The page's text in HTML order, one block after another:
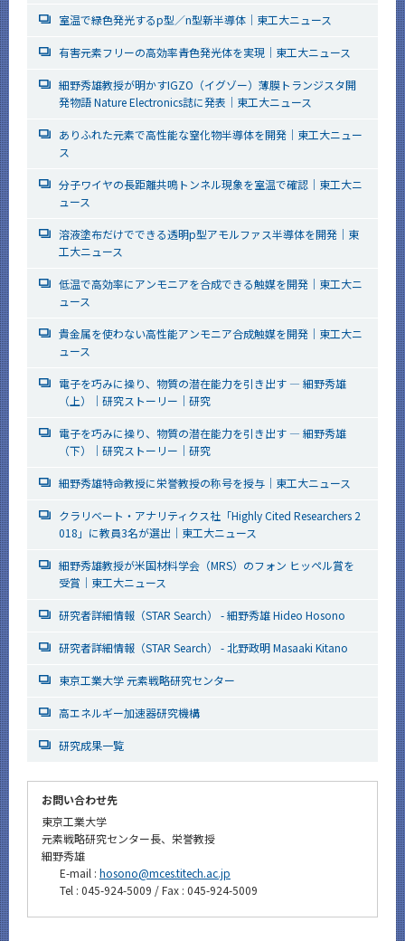
室温で緑色発光するp型／n型新半導体│東工大ニュース
有害元素フリーの高効率青色発光体を実現│東工大ニュース
細野秀雄教授が明かすIGZO（イグゾー）薄膜トランジスタ開
発物語 Nature Electronics誌に発表│東工大ニュース
ありふれた元素で高性能な窒化物半導体を開発│東工大ニュー
ス
分子ワイヤの長距離共鳴トンネル現象を室温で確認│東工大ニ
ュース
溶液塗布だけでできる透明p型アモルファス半導体を開発│東
工大ニュース
低温で高効率にアンモニアを合成できる触媒を開発│東工大ニ
ュース
貴金属を使わない高性能アンモニア合成触媒を開発│東工大ニ
ュース
電子を巧みに操り、物質の潜在能力を引き出す ― 細野秀雄
（上）｜研究ストーリー｜研究
電子を巧みに操り、物質の潜在能力を引き出す ― 細野秀雄
（下）｜研究ストーリー｜研究
細野秀雄特命教授に栄誉教授の称号を授与│東工大ニュース
クラリベート・アナリティクス社「Highly Cited Researchers 2
018」に教員3名が選出│東工大ニュース
細野秀雄教授が米国材料学会（MRS）のフォン ヒッペル賞を
受賞│東工大ニュース
研究者詳細情報（STAR Search） - 細野秀雄 Hideo Hosono
研究者詳細情報（STAR Search） - 北野政明 Masaaki Kitano
東京工業大学 元素戦略研究センター
高エネルギー加速器研究機構
研究成果一覧
お問い合わせ先
東京工業大学
元素戦略研究センター長、栄誉教授
細野秀雄
E-mail : hosono@mces.titech.ac.jp
Tel : 045-924-5009 / Fax : 045-924-5009